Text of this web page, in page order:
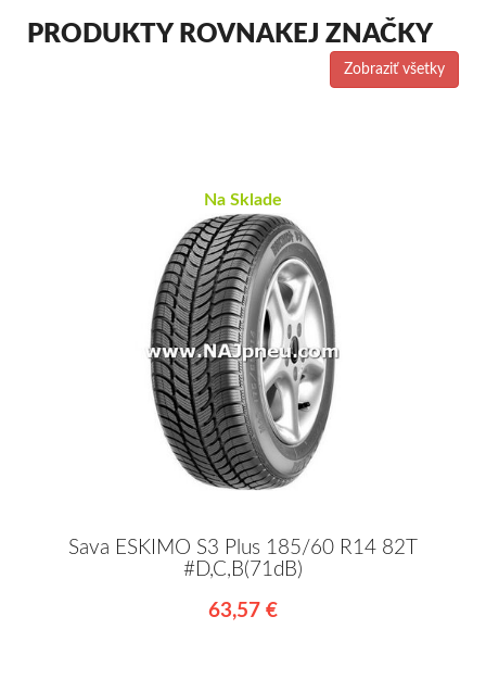
PRODUKTY ROVNAKEJ ZNAČKY
Zobraziť všetky
Na Sklade
Sava ESKIMO S3 Plus 185/60 R14 82T
#D,C,B(71dB)
63,57 €